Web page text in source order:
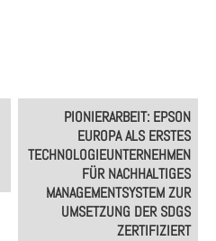
PIONIERARBEIT: EPSON
EUROPA ALS ERSTES
TECHNOLOGIEUNTERNEHMEN
FÜR NACHHALTIGES
MANAGEMENTSYSTEM ZUR
UMSETZUNG DER SDGS
ZERTIFIZIERT